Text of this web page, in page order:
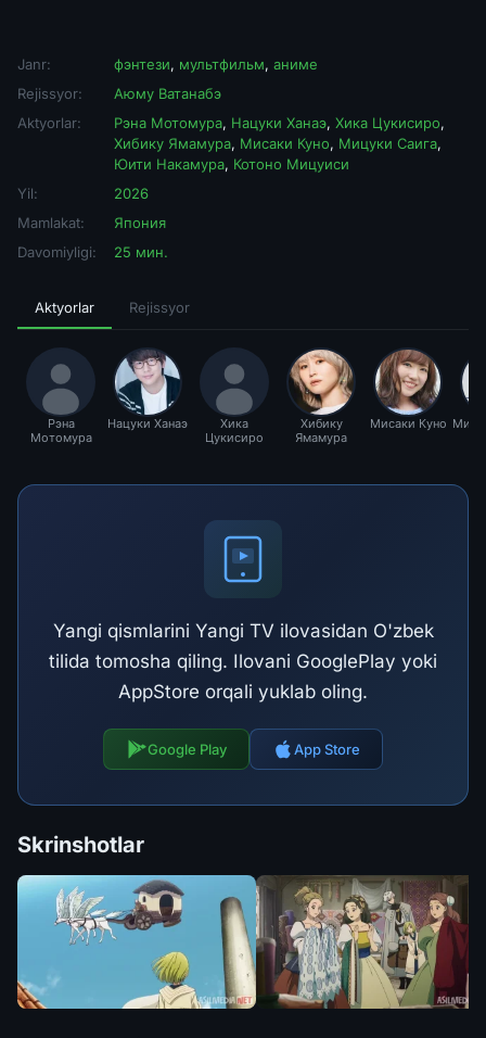
Janr: фэнтези, мультфильм, аниме
Rejissyor:
Аюму Ватанабэ
Aktyorlar:
Рэна Мотомура, Нацуки Ханаэ, Хика Цукисиро,
Хибику Ямамура, Мисаки Куно, Мицуки Саига,
Юити Накамура, Котоно Мицуиси
Yil:
2026
Mamlakat:
Япония
Davomiyligi:
25 мин.
Aktyorlar Rejissyor
Рэна
Мотомура
Нацуки Ханаэ
Хика
Цукисиро
Хибику
Ямамура
Мисаки Куно
Yangi qismlarini Yangi TV ilovasidan O'zbek
tilida tomosha qiling. Ilovani GooglePlay yoki
AppStore orqali yuklab oling.
Google Play App Store
Skrinshotlar